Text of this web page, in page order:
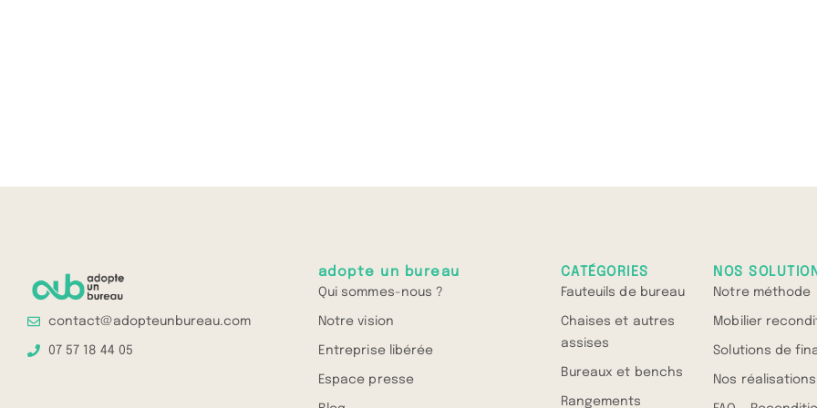
contact@adopteunbureau.com
07 57 18 44 05
adopte un bureau
Qui sommes-nous ?
Notre vision
Entreprise libérée
Espace presse
CATÉGORIES
Fauteuils de bureau
Chaises et autres
assises
Bureaux et benchs
Rangements
NOS
Notre méthode
Mobilier
Solutions de
Nos réalisations